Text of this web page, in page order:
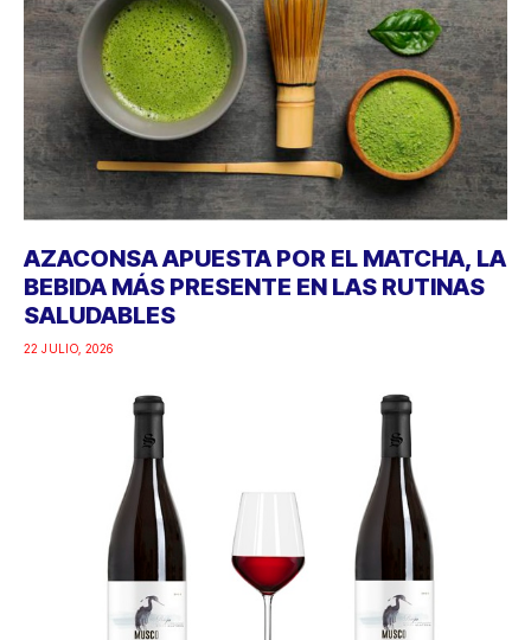
AZACONSA APUESTA POR EL MATCHA, LA
BEBIDA MÁS PRESENTE EN LAS RUTINAS
SALUDABLES
22 JULIO, 2026